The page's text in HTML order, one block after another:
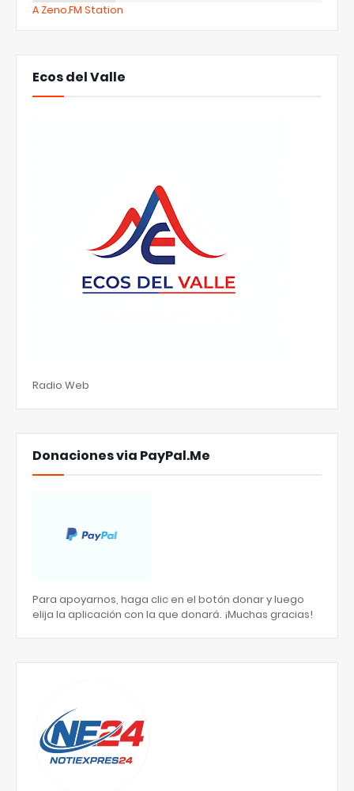
A Zeno.FM Station
Ecos del Valle
Radio Web
Donaciones via PayPal.Me
Para apoyarnos, haga clic en el botón donar y luego
elija la aplicación con la que donará. ¡Muchas gracias!